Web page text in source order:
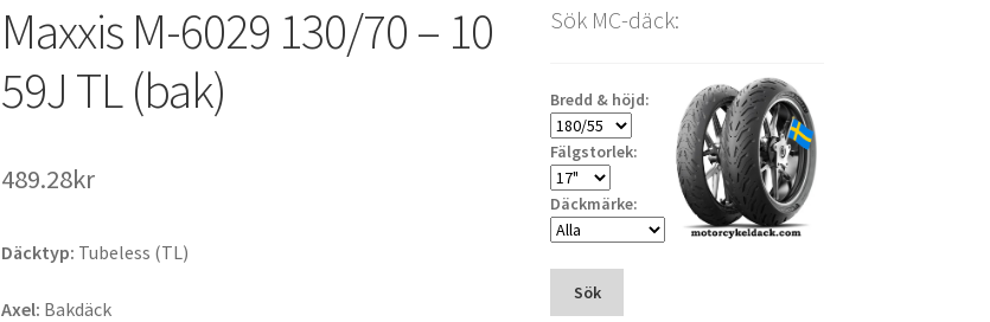
Maxxis M-6029 130/70 – 10
59J TL (bak)
489.28kr
Däcktyp: Tubeless (TL)
Axel: Bakdäck
Sök MC-däck:
Bredd & höjd:
Fälgstorlek:
Däckmärke:
Sök